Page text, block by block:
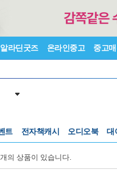
알라딘굿즈 온라인중고 중고
트 전자책캐시 오디오북 대
개의 상품이 있습니다.